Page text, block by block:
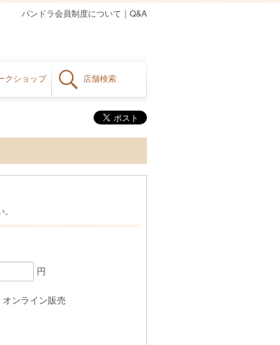
クショップ 店舗検索
Q&A
｜
パンドラ会員制度について
円
オンライン販売